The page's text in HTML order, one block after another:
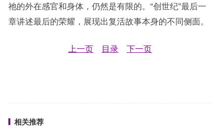
祂的外在感官和身体，仍然是有限的。“创世纪”最后一
章讲述最后的荣耀，展现出复活故事本身的不同侧面。
上一页 目录 下一页
相关推荐